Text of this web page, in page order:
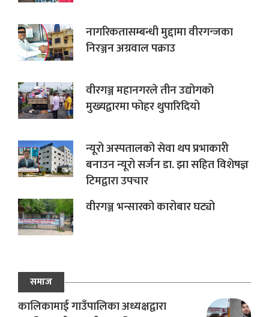
नागरिकतासम्बन्धी मुद्दामा वीरगन्जका
निरञ्जन अग्रवाल पक्राउ
वीरगञ्ज महानगरले तीन उद्योगको
मुख्यद्वारमा फोहर थुपारिदियो
न्यूरो अस्पतालको सेवा थप प्रभाकारी
बनाउन न्यूरो सर्जन डा. झा सहित विशेषज्ञ
टिमद्वारा उपचार
वीरगञ्ज भन्सारको कारोबार घट्यो
समाज
कालिकामाई गाउँपालिका अध्यक्षद्वारा